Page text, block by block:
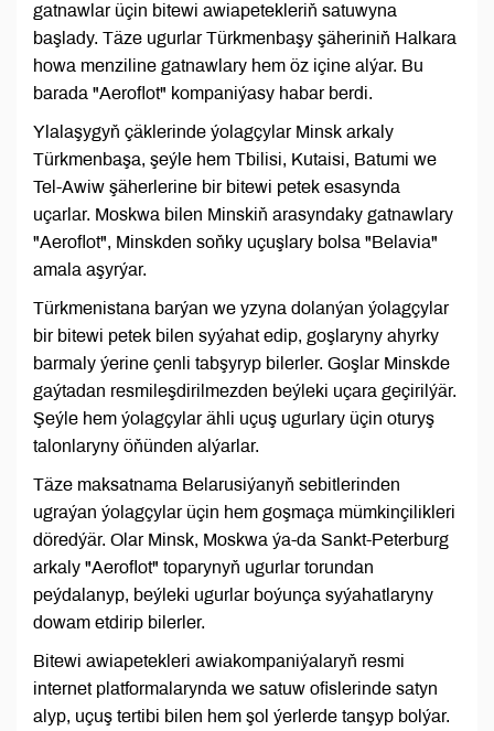
gatnawlar üçin bitewi awiapetekleriň satuwyna
başlady. Täze ugurlar Türkmenbaşy şäheriniň Halkara
howa menziline gatnawlary hem öz içine alýar. Bu
barada "Aeroflot" kompaniýasy habar berdi.
Ylalaşygyň çäklerinde ýolagçylar Minsk arkaly
Türkmenbaşa, şeýle hem Tbilisi, Kutaisi, Batumi we
Tel-Awiw şäherlerine bir bitewi petek esasynda
uçarlar. Moskwa bilen Minskiň arasyndaky gatnawlary
"Aeroflot", Minskden soňky uçuşlary bolsa "Belavia"
amala aşyrýar.
Türkmenistana barýan we yzyna dolanýan ýolagçylar
bir bitewi petek bilen syýahat edip, goşlaryny ahyrky
barmaly ýerine çenli tabşyryp bilerler. Goşlar Minskde
gaýtadan resmileşdirilmezden beýleki uçara geçirilýär.
Şeýle hem ýolagçylar ähli uçuş ugurlary üçin oturyş
talonlaryny öňünden alýarlar.
Täze maksatnama Belarusiýanyň sebitlerinden
ugraýan ýolagçylar üçin hem goşmaça mümkinçilikleri
döredýär. Olar Minsk, Moskwa ýa-da Sankt-Peterburg
arkaly "Aeroflot" toparynyň ugurlar torundan
peýdalanyp, beýleki ugurlar boýunça syýahatlaryny
dowam etdirip bilerler.
Bitewi awiapetekleri awiakompaniýalaryň resmi
internet platformalarynda we satuw ofislerinde satyn
alyp, uçuş tertibi bilen hem şol ýerlerde tanşyp bolýar.